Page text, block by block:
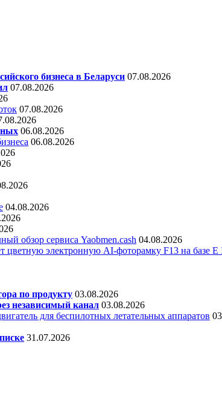
бизнеса в Беларуси 07.08.2026
07.08.2026
07.08.2026
06.08.2026
06.08.2026
04.08.2026
обзор сервиса Yaobmen.cash 04.08.2026
цветную электронную AI-фоторамку F13 на базе E
по продукту 03.08.2026
независимый канал 03.08.2026
для беспилотных летательных аппаратов
31.07.2026